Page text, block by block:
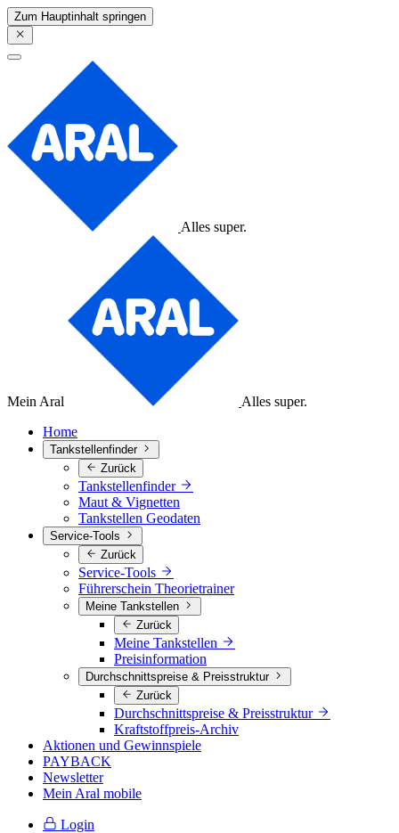
Zum Hauptinhalt springen
Alles super.
Mein Aral
Alles super.
Home
Tankstellenfinder
Zurück
Tankstellenfinder
Maut & Vignetten
Tankstellen Geodaten
Service-Tools
Zurück
Service-Tools
Führerschein Theorietrainer
Meine Tankstellen
Zurück
Meine Tankstellen
Preisinformation
Durchschnittspreise & Preisstruktur
Zurück
Durchschnittspreise & Preisstruktur
Kraftstoffpreis-Archiv
Aktionen und Gewinnspiele
PAYBACK
Newsletter
Mein Aral mobile
Login